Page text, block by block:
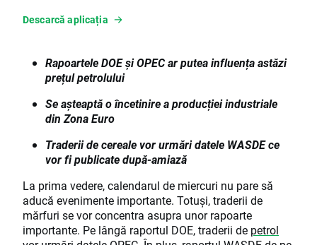
Descarcă aplicația
Rapoartele DOE și OPEC ar putea influența astăzi
prețul petrolului
Se așteaptă o încetinire a producției industriale
din Zona Euro
Traderii de cereale vor urmări datele WASDE ce
vor fi publicate după-amiază
La prima vedere, calendarul de miercuri nu pare să
aducă evenimente importante. Totuși, traderii de
mărfuri se vor concentra asupra unor rapoarte
importante. Pe lângă raportul DOE, traderii de petrol